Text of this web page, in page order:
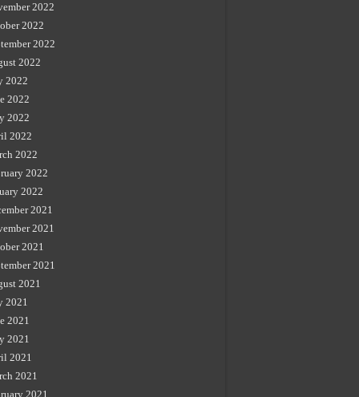
2022
2022
2022
2022
2022
2022
2022
2022
2022
2022
2022
2021
2021
2021
2021
2021
2021
2021
2021
2021
2021
2021